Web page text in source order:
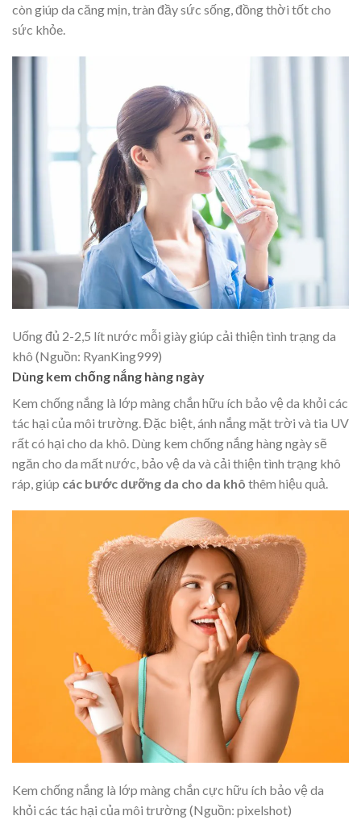
còn giúp da căng mịn, tràn đầy sức sống, đồng thời tốt cho
sức khỏe.
Uống đủ 2-2,5 lít nước mỗi giày giúp cải thiện tình trạng da
khô (Nguồn: RyanKing999)
Dùng kem chống nắng hàng ngày
Kem chống nắng là lớp màng chắn hữu ích bảo vệ da khỏi các
tác hại của môi trường. Đặc biệt, ánh nắng mặt trời và tia UV
rất có hại cho da khô. Dùng kem chống nắng hàng ngày sẽ
ngăn cho da mất nước, bảo vệ da và cải thiện tình trạng khô
ráp, giúp các bước dưỡng da cho da khô thêm hiệu quả.
Kem chống nắng là lớp màng chắn cực hữu ích bảo vệ da
khỏi các tác hại của môi trường (Nguồn: pixelshot)